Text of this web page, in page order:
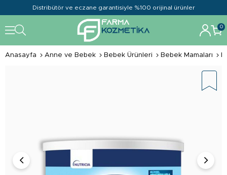
Distribütör ve eczane garantisiyle %100 orijinal ürünler
0
Anasayfa Anne ve Bebek Bebek Ürünleri Bebek Mamaları